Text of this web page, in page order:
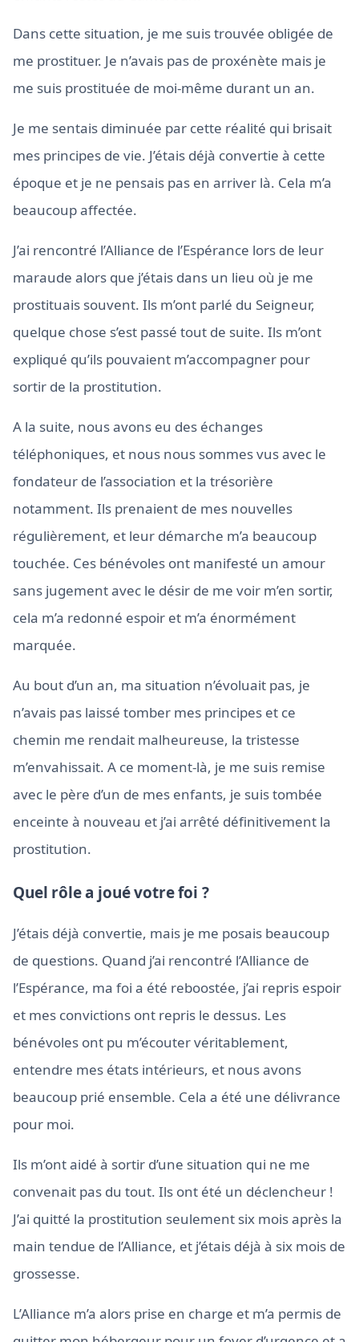
Dans cette situation, je me suis trouvée obligée de
me prostituer. Je n’avais pas de proxénète mais je
me suis prostituée de moi-même durant un an.
Je me sentais diminuée par cette réalité qui brisait
mes principes de vie. J’étais déjà convertie à cette
époque et je ne pensais pas en arriver là. Cela m’a
beaucoup affectée.
J’ai rencontré l’Alliance de l’Espérance lors de leur
maraude alors que j’étais dans un lieu où je me
prostituais souvent. Ils m’ont parlé du Seigneur,
quelque chose s’est passé tout de suite. Ils m’ont
expliqué qu’ils pouvaient m’accompagner pour
sortir de la prostitution.
A la suite, nous avons eu des échanges
téléphoniques, et nous nous sommes vus avec le
fondateur de l’association et la trésorière
notamment. Ils prenaient de mes nouvelles
régulièrement, et leur démarche m’a beaucoup
touchée. Ces bénévoles ont manifesté un amour
sans jugement avec le désir de me voir m’en sortir,
cela m’a redonné espoir et m’a énormément
marquée.
Au bout d’un an, ma situation n’évoluait pas, je
n’avais pas laissé tomber mes principes et ce
chemin me rendait malheureuse, la tristesse
m’envahissait. A ce moment-là, je me suis remise
avec le père d’un de mes enfants, je suis tombée
enceinte à nouveau et j’ai arrêté définitivement la
prostitution.
Quel rôle a joué votre foi ?
J’étais déjà convertie, mais je me posais beaucoup
de questions. Quand j’ai rencontré l’Alliance de
l’Espérance, ma foi a été reboostée, j’ai repris espoir
et mes convictions ont repris le dessus. Les
bénévoles ont pu m’écouter véritablement,
entendre mes états intérieurs, et nous avons
beaucoup prié ensemble. Cela a été une délivrance
pour moi.
Ils m’ont aidé à sortir d’une situation qui ne me
convenait pas du tout. Ils ont été un déclencheur !
J’ai quitté la prostitution seulement six mois après la
main tendue de l’Alliance, et j’étais déjà à six mois de
grossesse.
L’Alliance m’a alors prise en charge et m’a permis de